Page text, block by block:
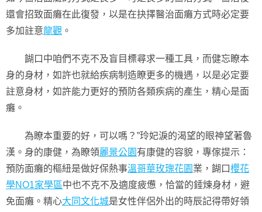
還會招致面癱在此復發，以是在抉擇醫治面癱方式時必定要
多加註意龍觀 。
餬口中咱們不克不及盲目標尋求一種工具，而健忘瞭本
身的身材，如許也就給疾病制造瞭更多的機遇，以是必定要
註意身材，如許能力更好的預防各類疾病的產生，精心是面
癱。
為瞭本重要的好，可以嗎？”玲妃淚的渴望的眼神望著魯
漢。身的康健，為瞭領麗景公園 有康健的容貌，專傢提示：
預防面癱的樞紐是做好保熱事溫哥華玫瑰花園 業，餬口櫻花
學NO1家學區中也不克不及適度疲憊，恰當的錘煉身材，避
免面癱。精心大同文化城是女性伴侶外出的時辰記得帶好領